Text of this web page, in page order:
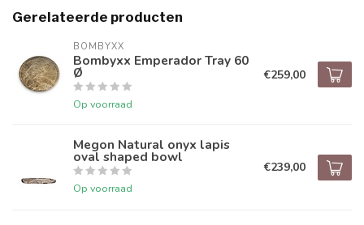
Gerelateerde producten
BOMBYXX
Bombyxx Emperador Tray 60
Ø
Op voorraad
€259,00
Megon Natural onyx lapis
oval shaped bowl
Op voorraad
€239,00